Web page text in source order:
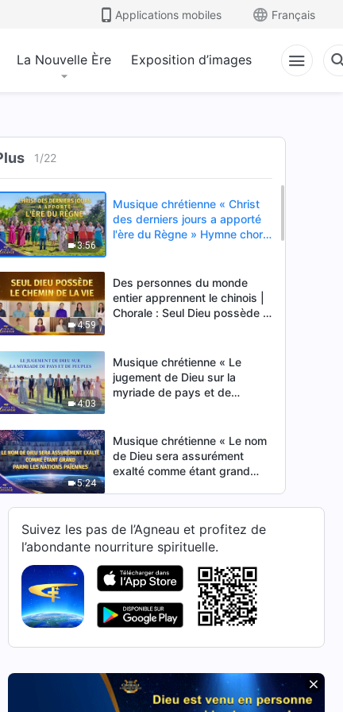
Applications mobiles Français
La Nouvelle Ère Exposition d’images
1/22
3:56
Musique chrétienne « Christ
des derniers jours a apporté
l'ère du Règne » Hymne choral
4:59
Des personnes du monde
entier apprennent le chinois |
Chorale : Seul Dieu possède le
4:03
Musique chrétienne « Le
jugement de Dieu sur la
myriade de pays et de
5:24
Musique chrétienne « Le nom
de Dieu sera assurément
exalté comme étant grand
crée un lendemain plus beau
pour l'humanité » Hymne
choral | Voix de louange 2026
Des personnes du monde
entier apprennent le chinois |
Récitation et chorale : Aucun
cœur n'est meilleur que celui
2026
Des personnes du monde
entier apprennent le chinois |
Récitation et chorale : Prêtez
Suivez les pas de l’Agneau et profitez de
l’abondante nourriture spirituelle.